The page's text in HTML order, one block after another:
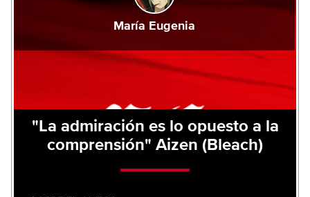
María Eugenia
"La admiración es lo opuesto a la
comprensión" Aizen (Bleach)